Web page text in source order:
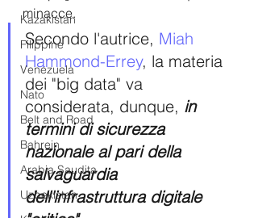
Kazakistan
Filippine
Venezuela
Nato
Belt and Road
Bahrein
Arabia Saudita
Uzbekistan
minacce.
Secondo l'autrice, Miah
Hammond-Errey, la materia
dei "big data" va
considerata, dunque, in
termini di sicurezza
nazionale al pari della
salvaguardia
dell'infrastruttura digitale